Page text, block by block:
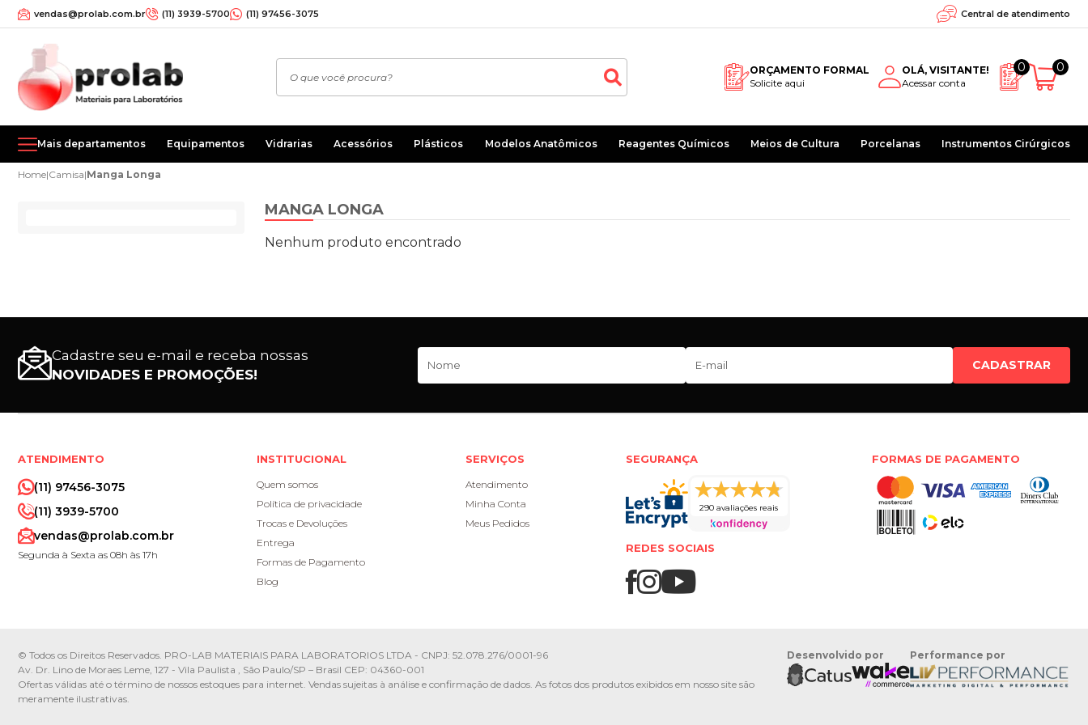
vendas@prolab.com.br (11) 3939-5700 (11) 97456-3075 Central de atendimento
ORÇAMENTO FORMAL
Solicite aqui
OLÁ, VISITANTE!
Acessar conta
0 0
Mais departamentos Equipamentos Vidrarias Acessórios Plásticos Modelos Anatômicos Reagentes Químicos Meios de Cultura Porcelanas Instrumentos Cirúrgicos
Home|Camisa|Manga Longa
MANGA LONGA
Nenhum produto encontrado
Cadastre seu e-mail e receba nossas
NOVIDADES E PROMOÇÕES!
CADASTRAR
ATENDIMENTO
(11) 97456-3075
(11) 3939-5700
vendas@prolab.com.br
Segunda à Sexta as 08h às 17h
INSTITUCIONAL
Quem somos
Política de privacidade
Trocas e Devoluções
Entrega
Formas de Pagamento
Blog
SERVIÇOS
Atendimento
Minha Conta
Meus Pedidos
SEGURANÇA
290 avaliações reais
REDES SOCIAIS
FORMAS DE PAGAMENTO
© Todos os Direitos Reservados. PRO-LAB MATERIAIS PARA LABORATORIOS LTDA - CNPJ: 52.078.276/0001-96
Av. Dr. Lino de Moraes Leme, 127 - Vila Paulista , São Paulo/SP – Brasil CEP: 04360-001
Ofertas válidas até o término de nossos estoques para internet. Vendas sujeitas à análise e confirmação de dados. As fotos dos produtos exibidos em nosso site são
meramente ilustrativas.
Desenvolvido por Performance por